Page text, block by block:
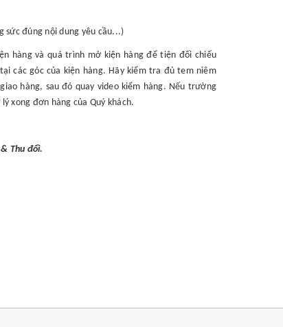
sức đúng nội dung yêu cầu...)
hàng và quá trình mở kiện hàng để tiện đối chiếu
các góc của kiện hàng. Hãy kiểm tra đủ tem niêm
hàng, sau đó quay video kiểm hàng. Nếu trường
xong đơn hàng của Quý khách.
Thu đổi.